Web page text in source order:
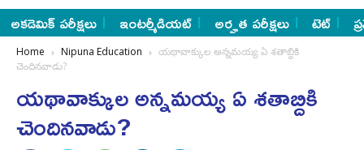
అకడెమిక్ పరీక్షలు ఇంటర్మీడియట్ అర్హత పరీక్షలు టెట్
Home Nipuna Education
యథావాక్కుల అన్నమయ్య ఏ శతాబ్దికి
చెందినవాడు?
యథావాక్కుల అన్నమయ్య ఏ శతాబ్దికి
చెందినవాడు?